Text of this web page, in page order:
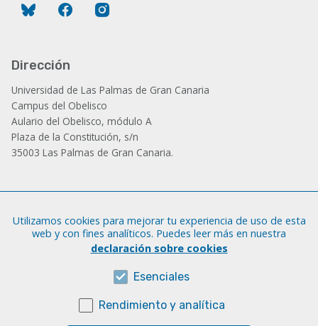
Bluesky Facebook
Dirección
Universidad de Las Palmas de Gran Canaria
Campus del Obelisco
Aulario del Obelisco, módulo A
Plaza de la Constitución, s/n
35003 Las Palmas de Gran Canaria.
Tfno.: +34 928 452 771 / 452 787
Fax: +34 928 451 701
Sobre esta web
Utilizamos cookies para mejorar tu experiencia de uso de esta
web y con fines analíticos. Puedes leer más en nuestra
declaración sobre cookies
Esenciales
Rendimiento y analítica